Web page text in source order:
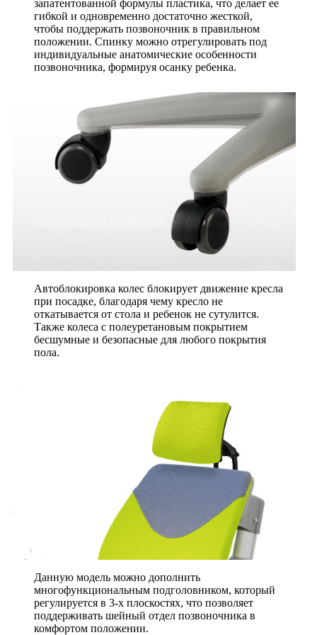
запатентованной формулы пластика, что делает ее
гибкой и одновременно достаточно жесткой,
чтобы поддержать позвоночник в правильном
положении. Спинку можно отрегулировать под
индивидуальные анатомические особенности
позвоночника, формируя осанку ребенка.
Автоблокировка колес блокирует движение кресла
при посадке, благодаря чему кресло не
откатывается от стола и ребенок не сутулится.
Также колеса с полеуретановым покрытием
бесшумные и безопасные для любого покрытия
пола.
Данную модель можно дополнить
многофункциональным подголовником, который
регулируется в 3-х плоскостях, что позволяет
поддерживать шейный отдел позвоночника в
комфортом положении.